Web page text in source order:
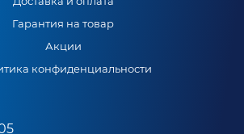
Гарантия на товар
Акции
конфиденциальности